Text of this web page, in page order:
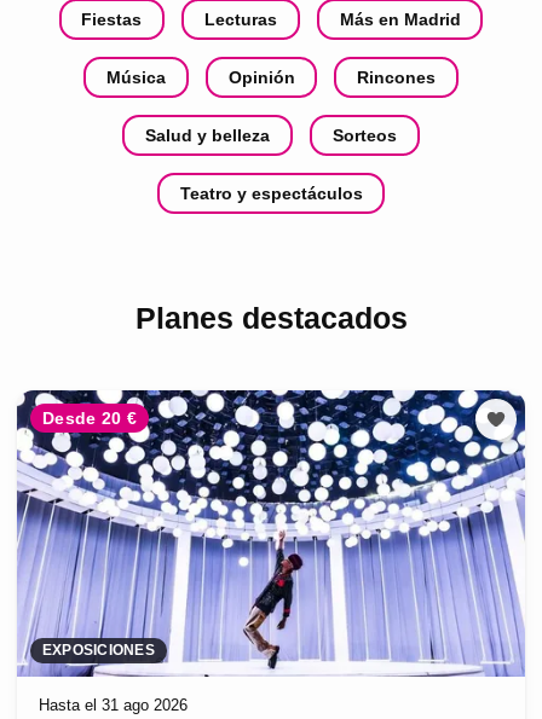
Fiestas Lecturas Más en Madrid
Música Opinión Rincones
Salud y belleza Sorteos
Teatro y espectáculos
Planes destacados
Desde 20 €
EXPOSICIONES
Hasta el 31 ago 2026